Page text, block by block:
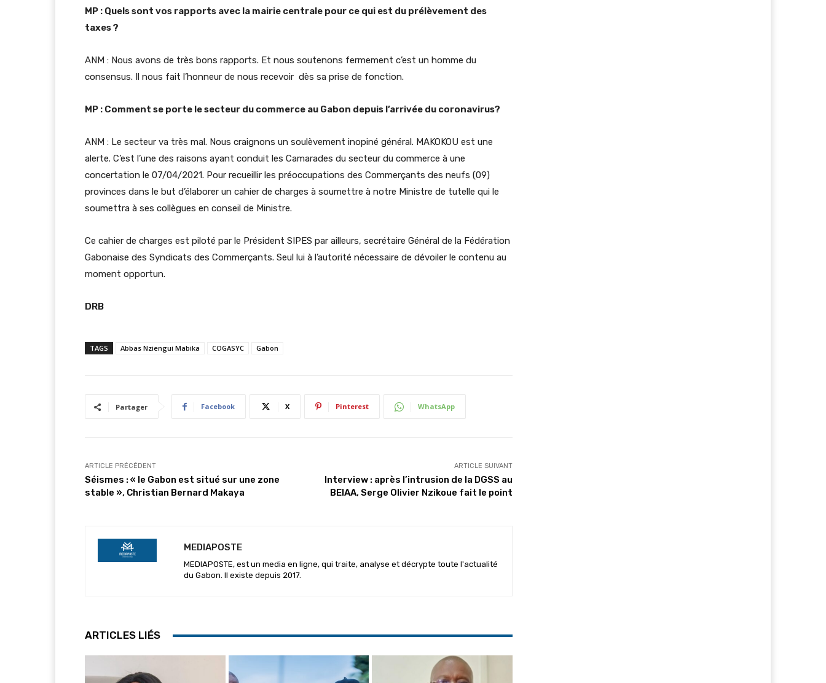
MP : Quels sont vos rapports avec la mairie centrale pour ce qui est du prélèvement des
taxes ?
ANM : Nous avons de très bons rapports. Et nous soutenons fermement c’est un homme du
consensus. Il nous fait l’honneur de nous recevoir dès sa prise de fonction.
MP : Comment se porte le secteur du commerce au Gabon depuis l’arrivée du coronavirus?
ANM : Le secteur va très mal. Nous craignons un soulèvement inopiné général. MAKOKOU est une
alerte. C’est l’une des raisons ayant conduit les Camarades du secteur du commerce à une
concertation le 07/04/2021. Pour recueillir les préoccupations des Commerçants des neufs (09)
provinces dans le but d’élaborer un cahier de charges à soumettre à notre Ministre de tutelle qui le
soumettra à ses collègues en conseil de Ministre.
Ce cahier de charges est piloté par le Président SIPES par ailleurs, secrétaire Général de la Fédération
Gabonaise des Syndicats des Commerçants. Seul lui à l’autorité nécessaire de dévoiler le contenu au
moment opportun.
DRB
TAGS Abbas Nziengui Mabika COGASYC Gabon
Partager Facebook X Pinterest WhatsApp
ARTICLE PRÉCÉDENT
Séismes : « le Gabon est situé sur une zone
stable », Christian Bernard Makaya
ARTICLE SUIVANT
Interview : après l’intrusion de la DGSS au
BEIAA, Serge Olivier Nzikoue fait le point
MEDIAPOSTE
MEDIAPOSTE, est un media en ligne, qui traite, analyse et décrypte toute l'actualité
du Gabon. Il existe depuis 2017.
ARTICLES LIÉS